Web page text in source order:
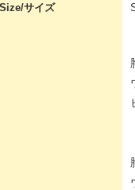
Size/サイズ